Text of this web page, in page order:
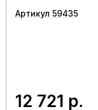
Артикул 59435
12 721 р.